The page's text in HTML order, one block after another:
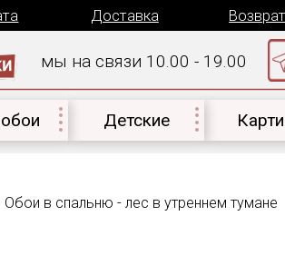
мы на связи 10.00 - 19.00
Картины
Детские
Возврат товара
Доставка
Обои в спальню - лес в утреннем тумане